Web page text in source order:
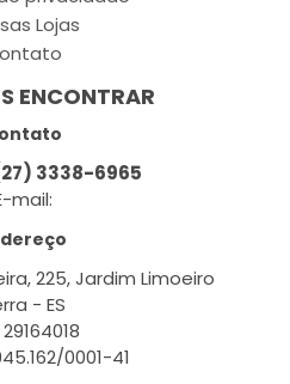
Lojas
ENCONTRAR
3338-6965
mail:
225, Jardim Limoeiro
- ES
0001-41